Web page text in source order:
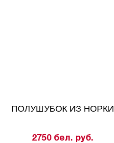
ПОЛУШУБОК ИЗ НОРКИ
2750 бел. руб.